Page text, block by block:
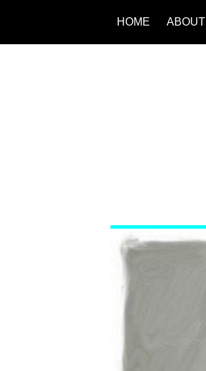
HOME ABOUT